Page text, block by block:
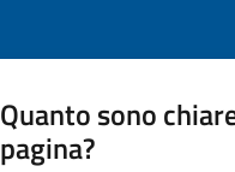
Quanto sono
pagina?